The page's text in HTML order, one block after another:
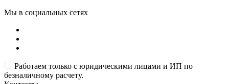
Мы в социальных сетях
Работаем только с юридическими лицами и ИП по
безналичному расчету.